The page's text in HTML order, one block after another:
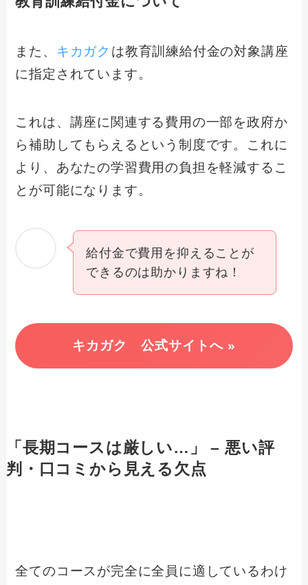
また、 キカガク は教育訓練給付金の対象講座
に指定されています。
これは、講座に関連する費用の一部を政府か
ら補助してもらえるという制度です。これに
より、あなたの学習費用の負担を軽減するこ
とが可能になります。
給付金で費用を抑えることが
できるのは助かりますね！
キカガク 公式サイトへ »
「長期コースは厳しい…」 – 悪い評
判・口コミから見える欠点
全てのコースが完全に全員に適しているわけ